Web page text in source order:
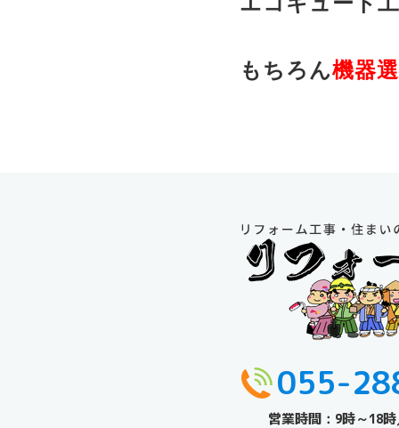
もちろん機器
055-
営業時間：9時～18時